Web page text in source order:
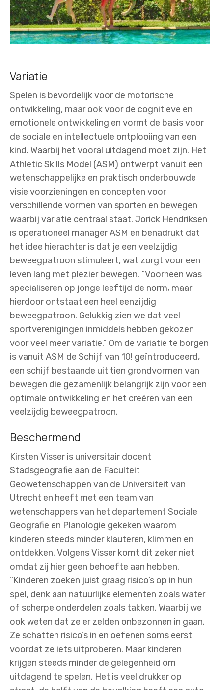
Variatie
Spelen is bevordelijk voor de motorische
ontwikkeling, maar ook voor de cognitieve en
emotionele ontwikkeling en vormt de basis voor
de sociale en intellectuele ontplooiing van een
kind. Waarbij het vooral uitdagend moet zijn. Het
Athletic Skills Model (ASM) ontwerpt vanuit een
wetenschappelijke en praktisch onderbouwde
visie voorzieningen en concepten voor
verschillende vormen van sporten en bewegen
waarbij variatie centraal staat. Jorick Hendriksen
is operationeel manager ASM en benadrukt dat
het idee hierachter is dat je een veelzijdig
beweegpatroon stimuleert, wat zorgt voor een
leven lang met plezier bewegen. “Voorheen was
specialiseren op jonge leeftijd de norm, maar
hierdoor ontstaat een heel eenzijdig
beweegpatroon. Gelukkig zien we dat veel
sportverenigingen inmiddels hebben gekozen
voor veel meer variatie.” Om de variatie te borgen
is vanuit ASM de Schijf van 10! geïntroduceerd,
een schijf bestaande uit tien grondvormen van
bewegen die gezamenlijk belangrijk zijn voor een
optimale ontwikkeling en het creëren van een
veelzijdig beweegpatroon.
Beschermend
Kirsten Visser is universitair docent
Stadsgeografie aan de Faculteit
Geowetenschappen van de Universiteit van
Utrecht en heeft met een team van
wetenschappers van het departement Sociale
Geografie en Planologie gekeken waarom
kinderen steeds minder klauteren, klimmen en
ontdekken. Volgens Visser komt dit zeker niet
omdat zij hier geen behoefte aan hebben.
”Kinderen zoeken juist graag risico’s op in hun
spel, denk aan natuurlijke elementen zoals water
of scherpe onderdelen zoals takken. Waarbij we
ook weten dat ze er zelden onbezonnen in gaan.
Ze schatten risico’s in en oefenen soms eerst
voordat ze iets uitproberen. Maar kinderen
krijgen steeds minder de gelegenheid om
uitdagend te spelen. Het is veel drukker op